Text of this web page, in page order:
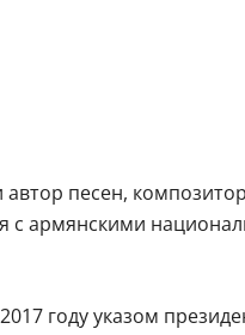
песен,
с армянскими
году указом